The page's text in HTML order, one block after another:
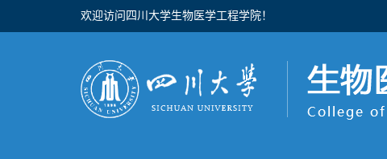
欢迎访问四川大学生物医学工程学院！